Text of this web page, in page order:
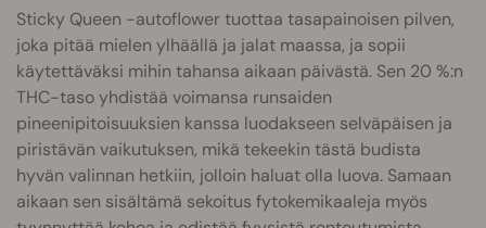
Sticky Queen -autoflower tuottaa tasapainoisen pilven,
joka pitää mielen ylhäällä ja jalat maassa, ja sopii
käytettäväksi mihin tahansa aikaan päivästä. Sen 20 %:n
THC-taso yhdistää voimansa runsaiden
pineenipitoisuuksien kanssa luodakseen selväpäisen ja
piristävän vaikutuksen, mikä tekeekin tästä budista
hyvän valinnan hetkiin, jolloin haluat olla luova. Samaan
aikaan sen sisältämä sekoitus fytokemikaaleja myös